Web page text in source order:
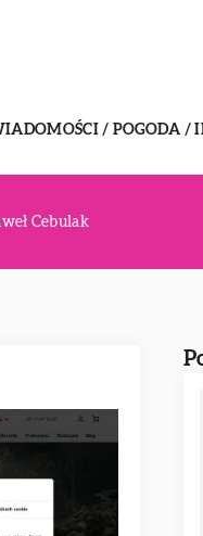
/ POGODA /
Cebulak